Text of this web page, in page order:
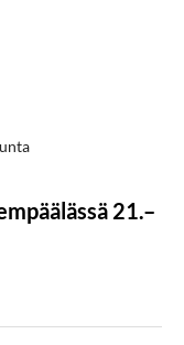
21.–